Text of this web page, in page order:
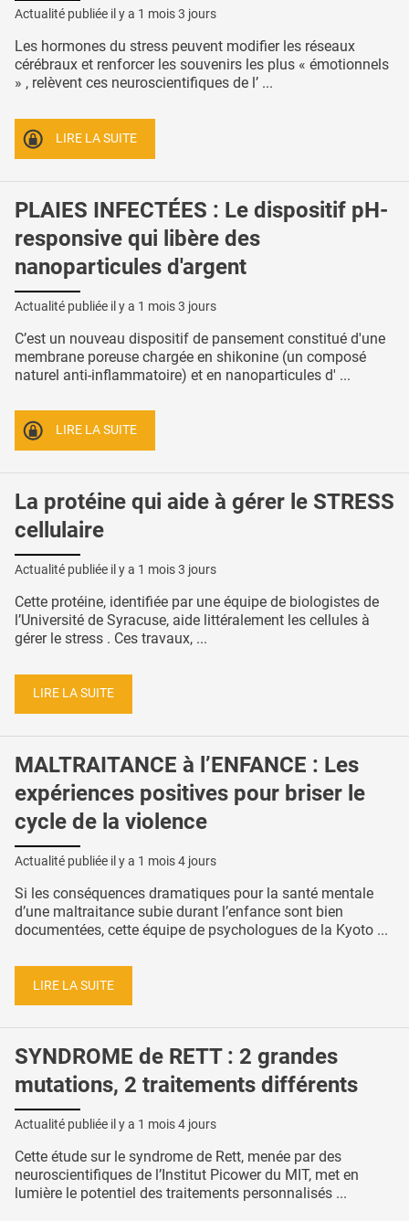
Actualité publiée il y a 1 mois 3 jours
Les hormones du stress peuvent modifier les réseaux
cérébraux et renforcer les souvenirs les plus « émotionnels
» , relèvent ces neuroscientifiques de l’ ...
LIRE LA SUITE
PLAIES INFECTÉES : Le dispositif pH-
responsive qui libère des
nanoparticules d'argent
Actualité publiée il y a 1 mois 3 jours
C’est un nouveau dispositif de pansement constitué d'une
membrane poreuse chargée en shikonine (un composé
naturel anti-inflammatoire) et en nanoparticules d' ...
LIRE LA SUITE
La protéine qui aide à gérer le STRESS
cellulaire
Actualité publiée il y a 1 mois 3 jours
Cette protéine, identifiée par une équipe de biologistes de
l’Université de Syracuse, aide littéralement les cellules à
gérer le stress . Ces travaux, ...
LIRE LA SUITE
MALTRAITANCE à l’ENFANCE : Les
expériences positives pour briser le
cycle de la violence
Actualité publiée il y a 1 mois 4 jours
Si les conséquences dramatiques pour la santé mentale
d’une maltraitance subie durant l’enfance sont bien
documentées, cette équipe de psychologues de la Kyoto ...
LIRE LA SUITE
SYNDROME de RETT : 2 grandes
mutations, 2 traitements différents
Actualité publiée il y a 1 mois 4 jours
Cette étude sur le syndrome de Rett, menée par des
neuroscientifiques de l’Institut Picower du MIT, met en
lumière le potentiel des traitements personnalisés ...